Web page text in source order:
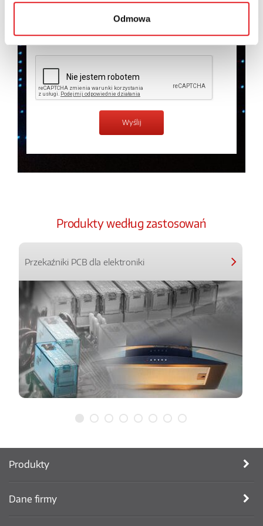
Odmowa
Zapoznałem z treściąPolityki Prywatności*
Produkty według zastosowań
Przekaźniki PCB dla elektroniki
Produkty
Dane firmy